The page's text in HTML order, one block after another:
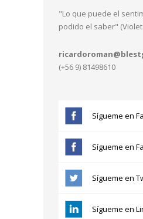
"Lo que puede el
podido el saber"
(+56 9) 81498610
Sígueme en
Sígueme en
Sígueme en
Sígueme en